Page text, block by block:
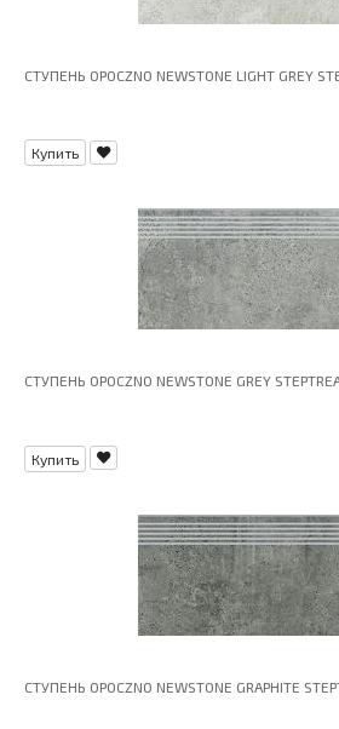
СТУПЕНЬ OPOCZNO NEWSTONE LIGHT GREY
Купить
СТУПЕНЬ OPOCZNO NEWSTONE GREY
Купить
СТУПЕНЬ OPOCZNO NEWSTONE GRAPHITE